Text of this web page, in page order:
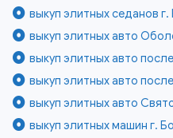
выкуп элитных седанов г.
выкуп элитных авто
выкуп элитных авто
выкуп элитных авто
выкуп элитных авто
выкуп элитных машин г.